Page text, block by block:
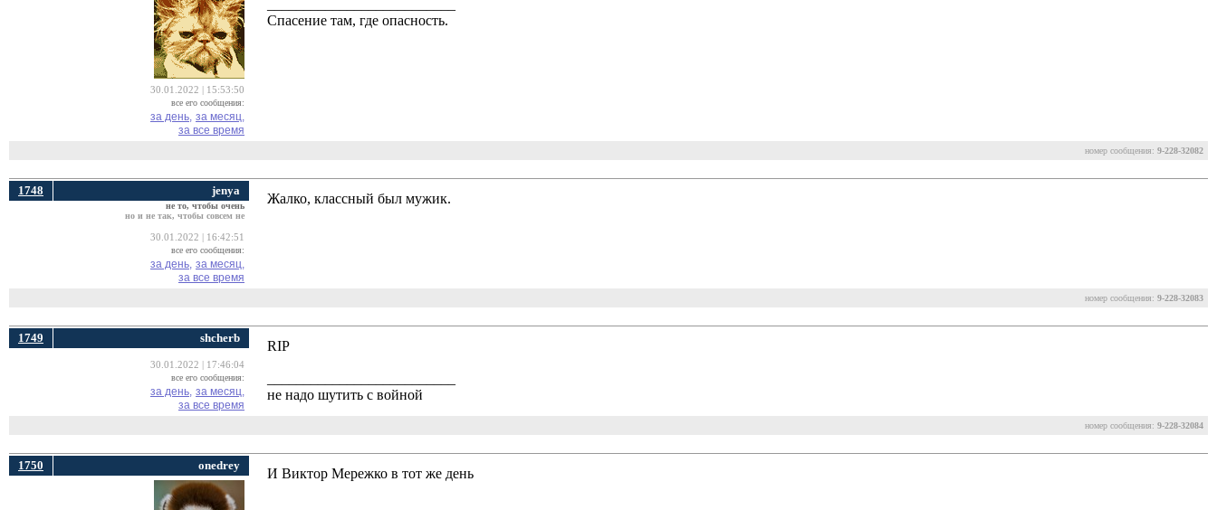
30.01.2022 | 15:53:50
все его сообщения:
за день, за месяц,
за все время
Спасение там, где опасность.
номер сообщения: 9-228-32082
1748 jenya
не то, чтобы очень
но и не так, чтобы совсем не
30.01.2022 | 16:42:51
все его сообщения:
за день, за месяц,
за все время
Жалко, классный был мужик.
номер сообщения: 9-228-32083
1749 shcherb
30.01.2022 | 17:46:04
все его сообщения:
за день, за месяц,
за все время
RIP
не надо шутить с войной
номер сообщения: 9-228-32084
1750 onedrey
И Виктор Мережко в тот же день